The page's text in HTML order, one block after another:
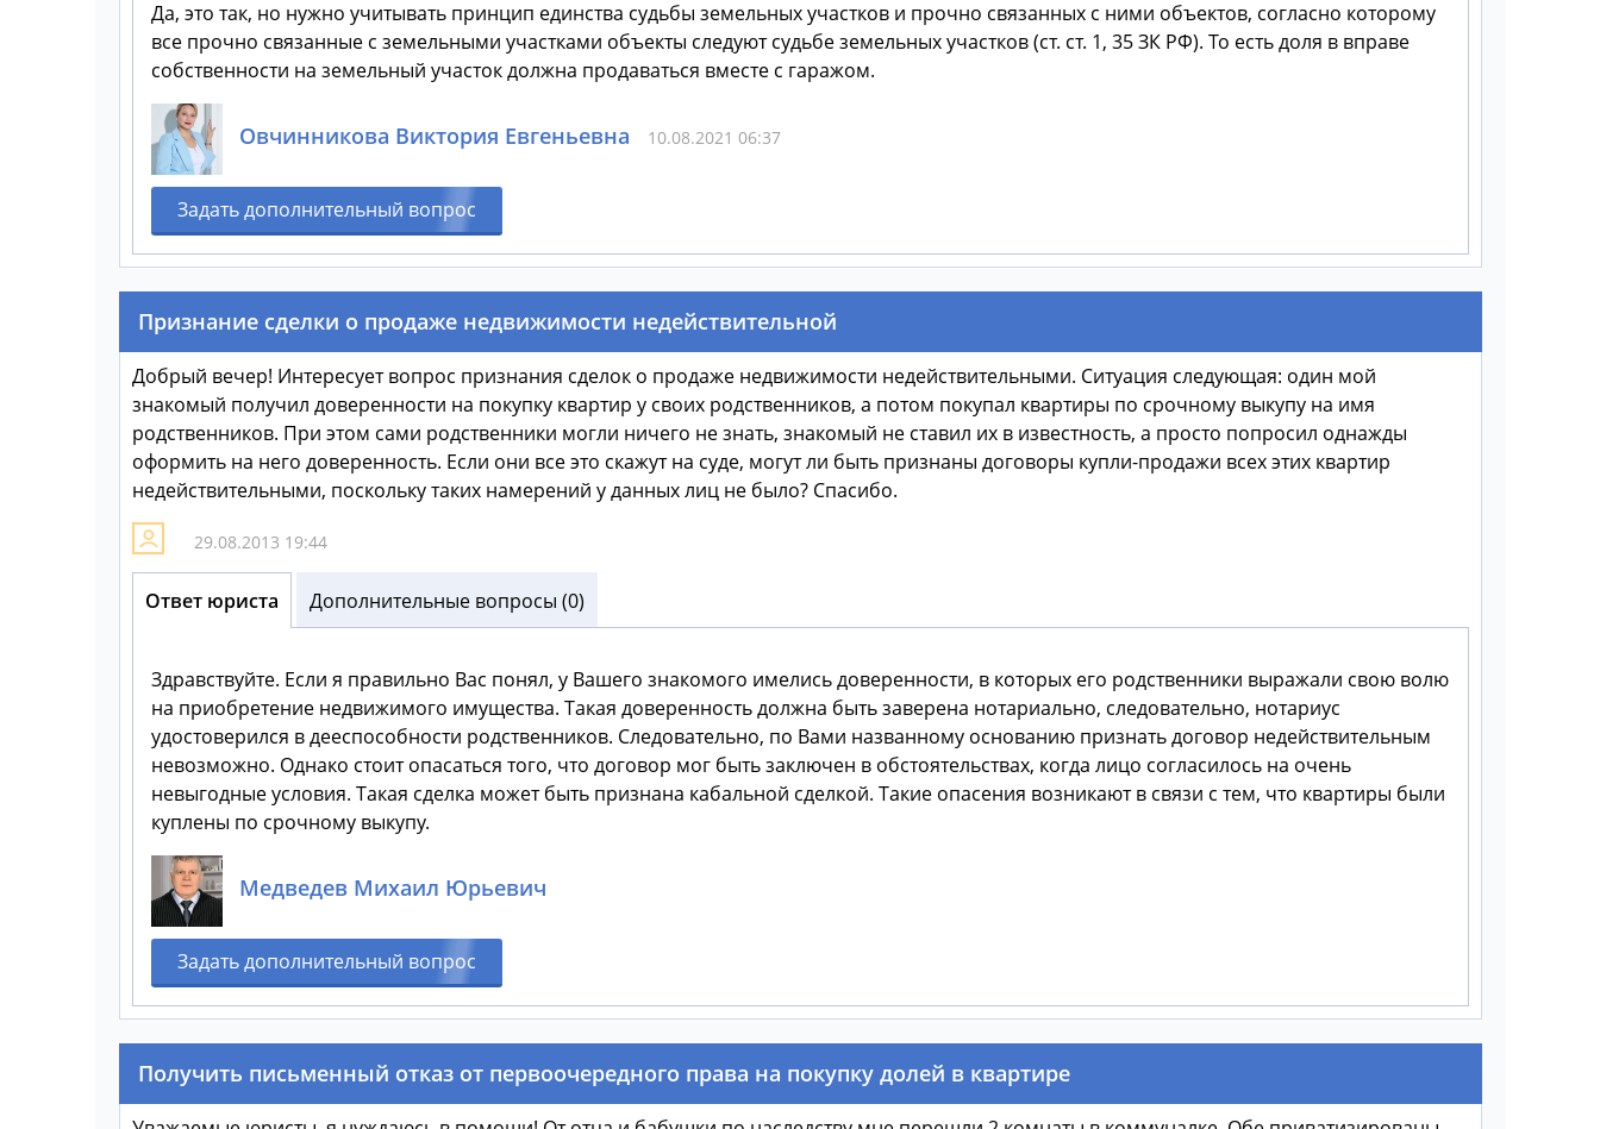
Да, это так, но нужно учитывать принцип единства судьбы земельных участков и прочно связанных с ними объектов, согласно которому
все прочно связанные с земельными участками объекты следуют судьбе земельных участков (ст. ст. 1, 35 ЗК РФ). То есть доля в вправе
собственности на земельный участок должна продаваться вместе с гаражом.
Овчинникова Виктория Евгеньевна 10.08.2021 06:37
Задать дополнительный вопрос
Признание сделки о продаже недвижимости недействительной
Добрый вечер! ­Интересует вопрос признания сделок о продаже недвижимости недействительными. Ситуация следующая: один мой
знакомый получил доверенности на покупку квартир у своих родственников, а потом покупал квартиры по срочному выкупу на имя
родственников. При этом сами родственники могли ничего не знать, знакомый не ставил их в известность, а просто попросил однажды
оформить на него доверенность. Если они все это скажут на суде, могут ли быть признаны договоры купли-продажи всех этих квартир
недействительными, поскольку таких намерений у данных лиц не было? Спасибо.
29.08.2013 19:44
Ответ юриста Дополнительные вопросы (0)
Здравствуйте. Если я правильно Вас понял, у Вашего знакомого имелись доверенности, в которых его родственники выражали свою волю
на приобретение недвижимого имущества. Такая доверенность должна быть заверена нотариально, следовательно, нотариус
удостоверился в дееспособности родственников. Следовательно, по Вами названному основанию признать договор недействительным
невозможно. Однако стоит опасаться того, что договор мог быть заключен в обстоятельствах, когда лицо согласилось на очень
невыгодные условия. Такая сделка может быть признана кабальной сделкой. Такие опасения возникают в связи с тем, что квартиры были
куплены по срочному выкупу.
Медведев Михаил Юрьевич
Задать дополнительный вопрос
Получить письменный отказ от первоочередного права на покупку долей в квартире